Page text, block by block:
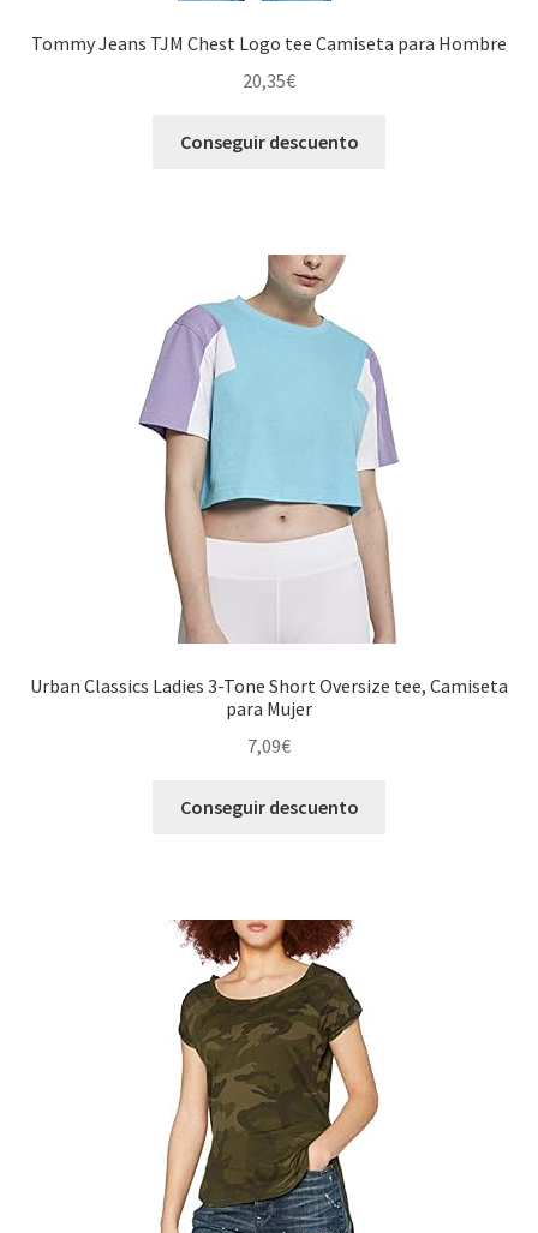
Tommy Jeans TJM Chest Logo tee Camiseta para Hombre
20,35€
Conseguir descuento
Urban Classics Ladies 3-Tone Short Oversize tee, Camiseta
para Mujer
7,09€
Conseguir descuento